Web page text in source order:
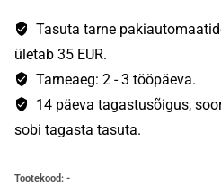
Tasuta tarne
ületab 35 EUR.
Tarneaeg: 2 - 3 tööpäeva.
14 päeva tagastusõigus,
sobi tagasta tasuta.
Tootekood: -